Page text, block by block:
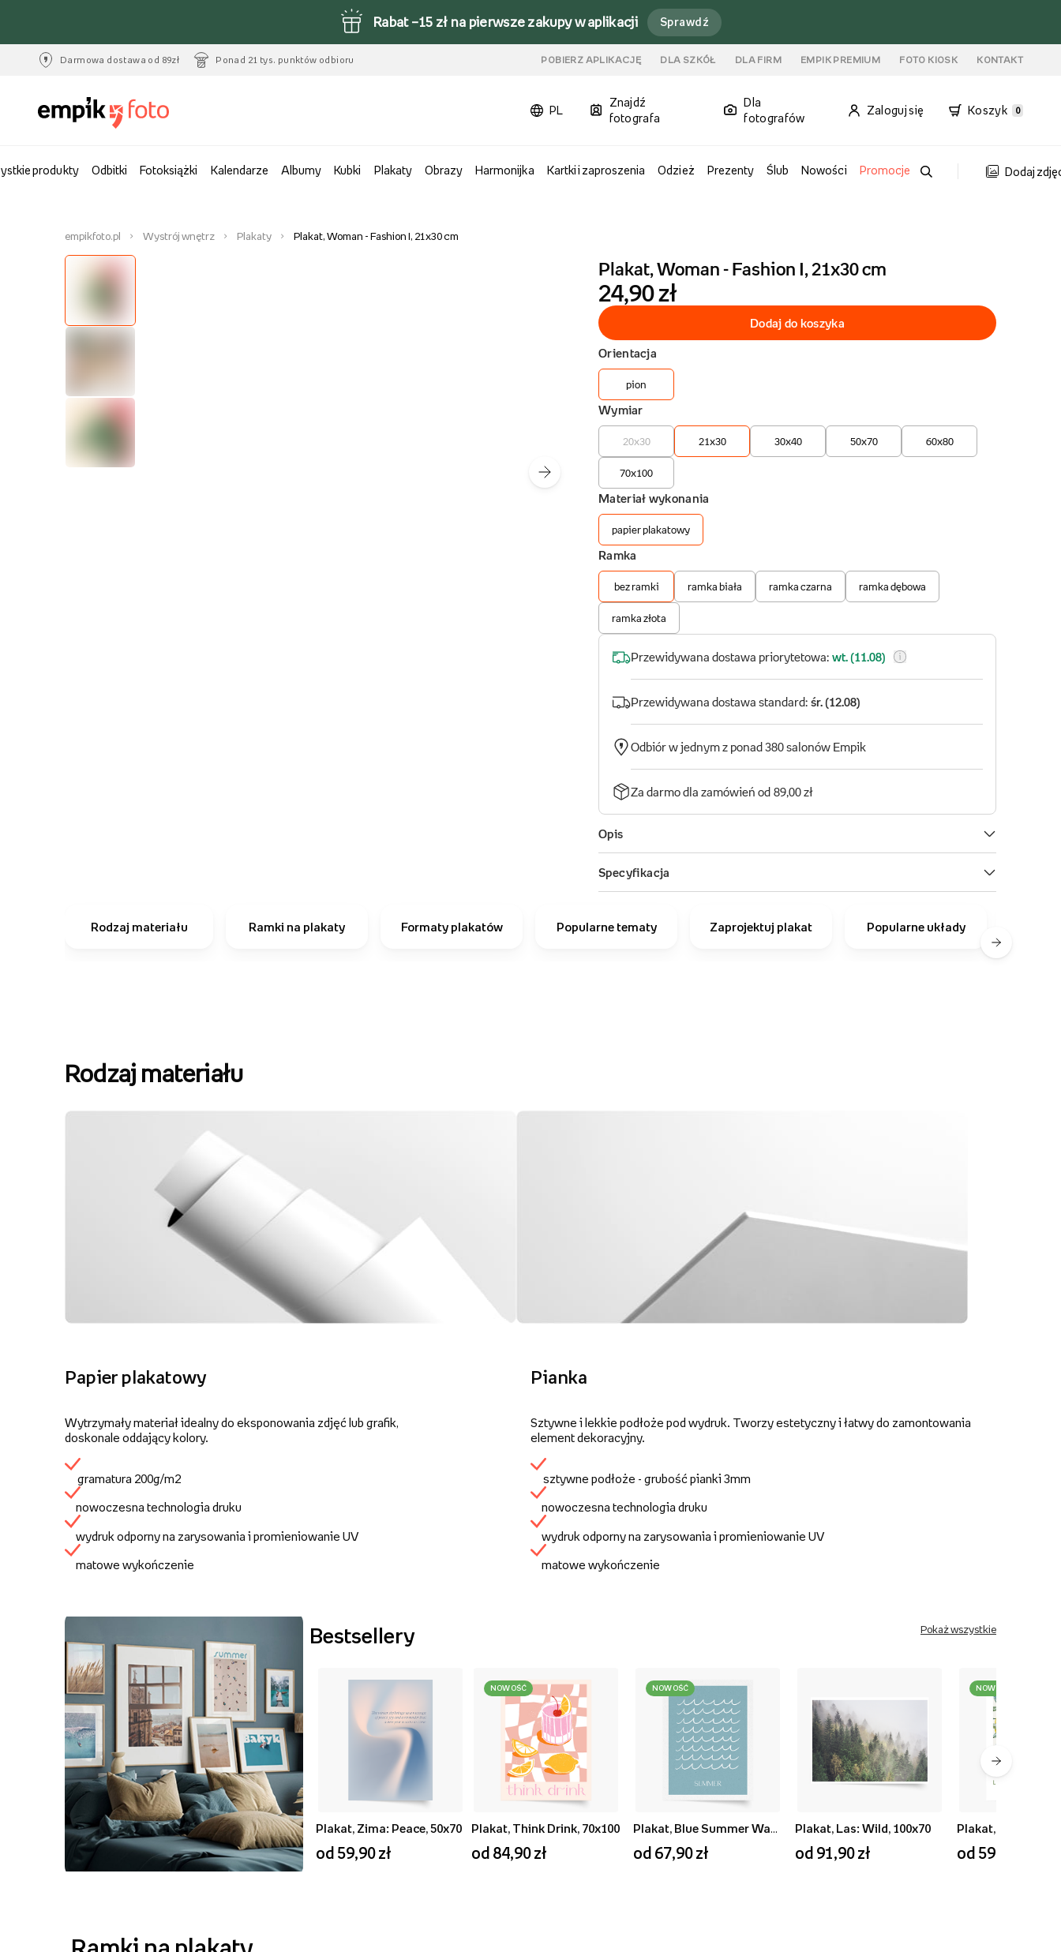
Rabat –15 zł na pierwsze zakupy w aplikacji Sprawdź
Darmowa dostawa od 89zł Ponad 21 tys. punktów odbioru POBIERZ APLIKACJĘ DLA SZKÓŁ DLA FIRM EMPIK PREMIUM FOTO KIOSK KONTAKT
PL
Znajdź
fotografa
Dla
fotografów
Zaloguj się Koszyk 0
produkty Odbitki Fotoksiążki Kalendarze Albumy Kubki Plakaty Obrazy Harmonijka Kartki i zaproszenia Odzież Prezenty Ślub Nowości Promocje Dodaj
empikfoto.pl Wystrój wnętrz Plakaty Plakat, Woman - Fashion I, 21x30 cm
Rodzaj materiału Ramki na plakaty Formaty plakatów Popularne tematy Zaprojektuj plakat Popularne układy
Rodzaj materiału
Papier plakatowy
Wytrzymały materiał idealny do eksponowania zdjęć lub grafik,
doskonale oddający kolory.
gramatura 200g/m2
nowoczesna technologia druku
wydruk odporny na zarysowania i promieniowanie UV
matowe wykończenie
Pianka
Sztywne i lekkie podłoże pod wydruk. Tworzy estetyczny i łatwy do zamontowania
element dekoracyjny.
sztywne podłoże - grubość pianki 3mm
nowoczesna technologia druku
wydruk odporny na zarysowania i promieniowanie UV
matowe wykończenie
Bestsellery Pokaż wszystkie
Plakat, Zima: Peace, 50x70
od 59,90 zł
NOWOŚĆ
Plakat, Think Drink, 70x100
od 84,90 zł
NOWOŚĆ
od 67,90 zł
Plakat, Las: Wild, 100x70
od 91,90 zł
NOWOŚĆ
od 59,90 zł